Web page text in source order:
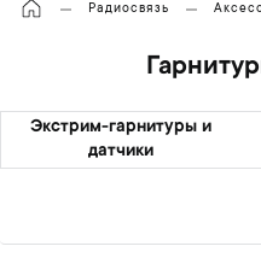
Радиосвязь
Экстрим-гарнитуры и
датчики